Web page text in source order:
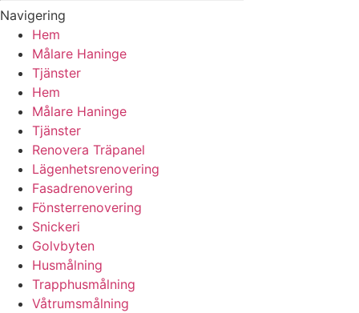
Navigering
Hem
Målare Haninge
Tjänster
Hem
Målare Haninge
Tjänster
Renovera Träpanel
Lägenhetsrenovering
Fasadrenovering
Fönsterrenovering
Snickeri
Golvbyten
Husmålning
Trapphusmålning
Våtrumsmålning